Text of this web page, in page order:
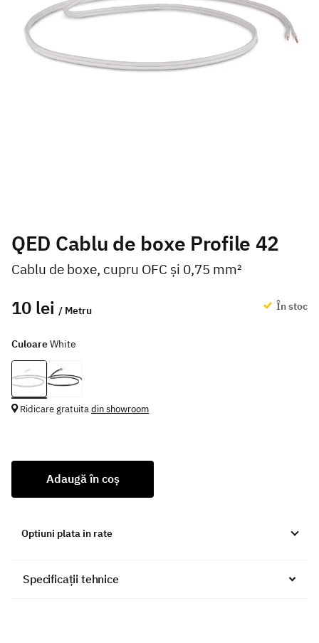
QED Cablu de boxe Profile 42
Cablu de boxe, cupru OFC și 0,75 mm²
10 lei / Metru În stoc
CuloareWhite
Ridicare gratuitadin showroom
Adaugă în coș
Optiuni plata in rate
Specificații tehnice